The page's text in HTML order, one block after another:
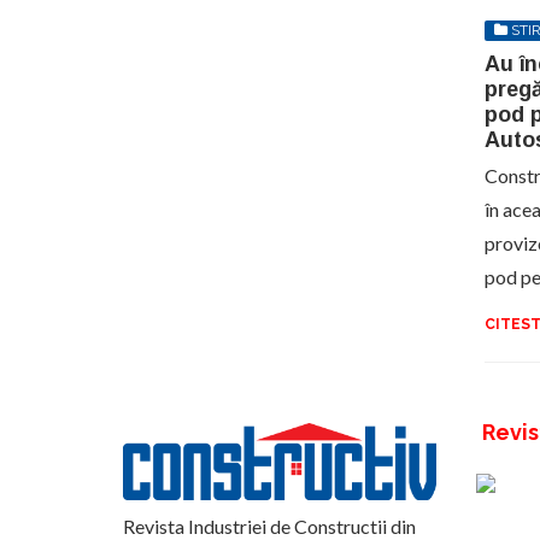
Au
pod
în
pod
Revista Industriei de Constructii din